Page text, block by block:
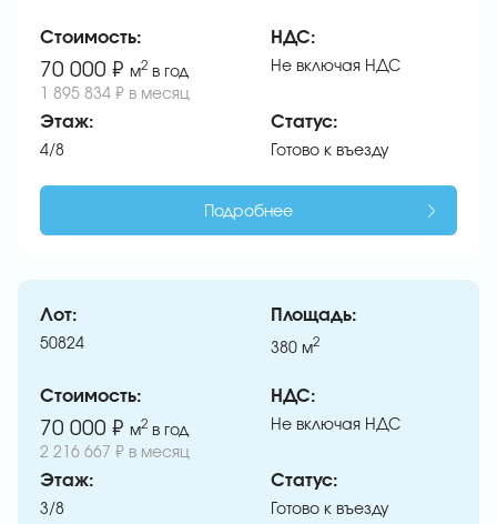
Стоимость:
70 000 ₽ м2 в год
1 895 834 ₽ в месяц
НДС:
Не включая НДС
Этаж:
4/8
Статус:
Готово к въезду
Подробнее
Лот:
50824
Площадь:
380 м2
Стоимость:
70 000 ₽ м2 в год
2 216 667 ₽ в месяц
НДС:
Не включая НДС
Этаж:
3/8
Статус:
Готово к въезду